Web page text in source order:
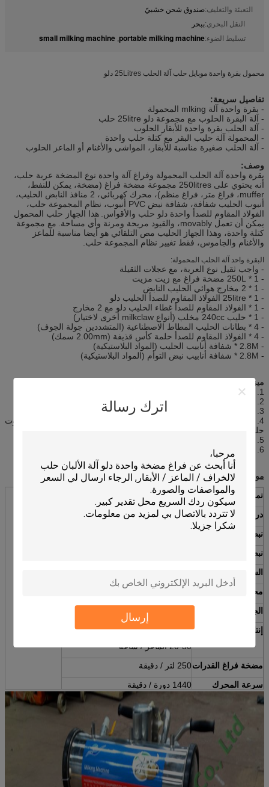
اترك رسالة
إرسال
التعبئة والتغليف:صندوق شحن خشبيّ
النقل البحري:ببحر
تسليط الضوء:portable milking machine
,
small milking machine
محمول بقرة واحدة موبايل حلب آلة الحلب 25Litres دلو
تفاصيل سريعة:
- بقرة واحدة آلة mlking المحمولة
- آلة البقرة الحلوب مع مجموعة دلو 25litre حلب
- آلة الحلب بقرة واحدة للأبقار الحلوب
- المحمولة آلة حليب البقر مع كتلة حلب واحدة
- آلة الحلب صغيرة مناسبة للأبقار، المواشى والأغنام أو الماعز الحلوب
وصف:
بقرة واحدة آلة الحلب المحمولة وفراغ آلة واحدة نوع المضخة عربة حلب،
أنه يحتوي على 250litres مجموعة مضخة فراغ (مضخة، يمكن للنفط،
muffer، فراغ متر، فراغ منظم)، محرك كهربائي، 2 منافذ النابض الحليب،
أنبوب الحليب شفافة، شفافة نبض PVC أنبوب، نظام المجموعة حلب،
الفولاذ المقاوم للصدأ واحدة دلو حلب والأقواس. هذا الجهاز حلب المحمول
يمكن أن تعمل movably، والقيود مريحة ومرنة وأي مساحة.
مع مجموعة
كتلة واحدة، وهذا الجهاز الحليب مص التلقائي هو أيضا مناسبة للماعز
والأغنام والجاموس، فقط تغيير نظام المجموعة حلب.
البقرة واحد آلة الحلب المحمولة:
- واجب ثقيل نوع العربة، مع عجلات الثقيلة
- 1 * 250L مضخة فراغ مع زيت مزيت
- 1 * 2 مخارج هوائي الحليب النابض
- 1 * 25litre الفولاذ المقاوم للصدأ الحليب دلو
- 1 * الفولاذ المقاوم للصدأ غطاء الحليب دلو مع 2 مخارج
- 1 * حليب 240cc مخلب (أنواع milkclaw أخرى لاختيار)
- 4 * بطانات الحليب المطاط الاصطناعية (المتشددين جولة الجوف)
- 4 * الفولاذ المقاوم للصدأ حلمة كأس قذيفة (2.00mm سمك)
- 2.8M * شفافة أنابيب الحليب (المواد البلاستيكية)
- 2.8M * شفافة أنابيب نبض التوأم (المواد البلاستيكية)
ميزات:
1. تصميم فريد من نوعه، سهلة لتشغيل وصيانة
2. عجلات من الصعب ارتداء والمنقولة ومريحة ومرنة
3. 50Kpa درجة الفراغ، فراغ مستقر ومعدل نبض
4. ضجيج منخفض (غير القابل للصدأ الفولاذ muffer يمكن أن تبقي أقل صوت
حلب)
5. تقلبات الفراغ الصغيرة وحلب بهدوء
6. كافية قدرة حلب دلو، 25litres للدلو واحد
مواصفة:
نموذج
HL-JN01
درجة فراغ
0.04-0.05Mpa (تعديل)
نبض تايمز
نبض السعر
السلطة جاهزة
محرك
سلك نحاس
الجهد االكهربى
220V / 50HZ (حسب الطلب متوفرة)
إنتاجية
10-12 الأبقار / ساعة
20-30 الماعز / ساعة
مضخة فراغ القدرات250 لتر / دقيقة
سرعة المحرك
1440 دورة / دقيقة
دلو الكمية
1PIECE (25L)
شهادة
CE، ISO، FDA، SGS